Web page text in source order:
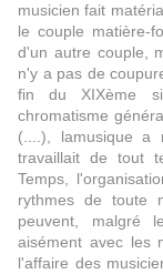
musicien fait
le couple matière-
d'un autre couple,
n'y a pas de
fin du XIXème
chromatisme
(....), lamusique
travaillait de tout
Temps,
rythmes de toute
peuvent, malgré
aisément avec les
l'affaire des